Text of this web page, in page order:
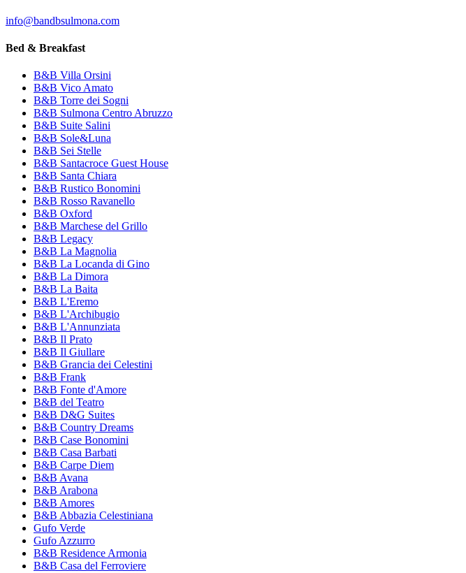
info@bandbsulmona.com
Bed & Breakfast
B&B Villa Orsini
B&B Vico Amato
B&B Torre dei Sogni
B&B Sulmona Centro Abruzzo
B&B Suite Salini
B&B Sole&Luna
B&B Sei Stelle
B&B Santacroce Guest House
B&B Santa Chiara
B&B Rustico Bonomini
B&B Rosso Ravanello
B&B Oxford
B&B Marchese del Grillo
B&B Legacy
B&B La Magnolia
B&B La Locanda di Gino
B&B La Dimora
B&B La Baita
B&B L'Eremo
B&B L'Archibugio
B&B L'Annunziata
B&B Il Prato
B&B Il Giullare
B&B Grancia dei Celestini
B&B Frank
B&B Fonte d'Amore
B&B del Teatro
B&B D&G Suites
B&B Country Dreams
B&B Case Bonomini
B&B Casa Barbati
B&B Carpe Diem
B&B Avana
B&B Arabona
B&B Amores
B&B Abbazia Celestiniana
Gufo Verde
Gufo Azzurro
B&B Residence Armonia
B&B Casa del Ferroviere